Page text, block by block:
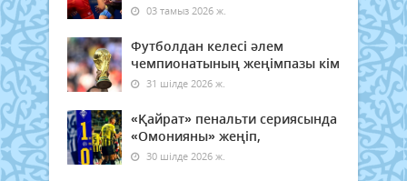
03 тамыз 2026 ж.
Футболдан келесі әлем
чемпионатының жеңімпазы кім
31 шілде 2026 ж.
«Қайрат» пенальти сериясында
«Омонияны» жеңіп,
30 шілде 2026 ж.